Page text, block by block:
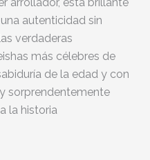
autenticidad sin
verdaderas
más célebres de
de la edad y con
sorprendentemente
la historia